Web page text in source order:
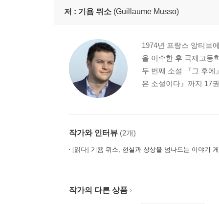
저 : 기욤 뮈소 (Guillaume Musso)
1974년 프랑스 앙티브
을 이수한 후 국제고등
두 번째 소설 『그 후
은 소설이다』까지 17
작가와 인터뷰 (2개)
[읽다] 기욤 뮈소, 현실과 상상을 넘나드는 이야기
작가의 다른 상품